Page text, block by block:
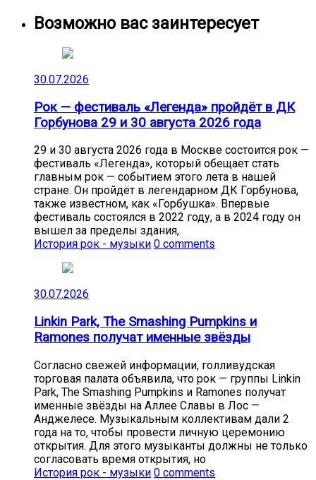
Возможно вас заинтересует
30.07.2026
Рок — фестиваль «Легенда» пройдёт в ДК
Горбунова 29 и 30 августа 2026 года
29 и 30 августа 2026 года в Москве состоится рок —
фестиваль «Легенда», который обещает стать
главным рок — событием этого лета в нашей
стране. Он пройдёт в легендарном ДК Горбунова,
также известном, как «Горбушка». Впервые
фестиваль состоялся в 2022 году, а в 2024 году он
вышел за пределы здания,
История рок - музыки 0 comments
30.07.2026
Linkin Park, The Smashing Pumpkins и
Ramones получат именные звёзды
Согласно свежей информации, голливудская
торговая палата объявила, что рок — группы Linkin
Park, The Smashing Pumpkins и Ramones получат
именные звёзды на Аллее Славы в Лос —
Анджелесе. Музыкальным коллективам дали 2
года на то, чтобы провести личную церемонию
открытия. Для этого музыканты должны не только
согласовать время открытия, но
История рок - музыки 0 comments